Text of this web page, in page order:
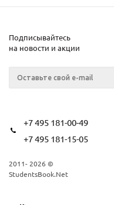
Подписывайтесь
на новости и акции
+7 495 181-00-49
+7 495 181-15-05
2011- 2026 ©
StudentsBook.Net